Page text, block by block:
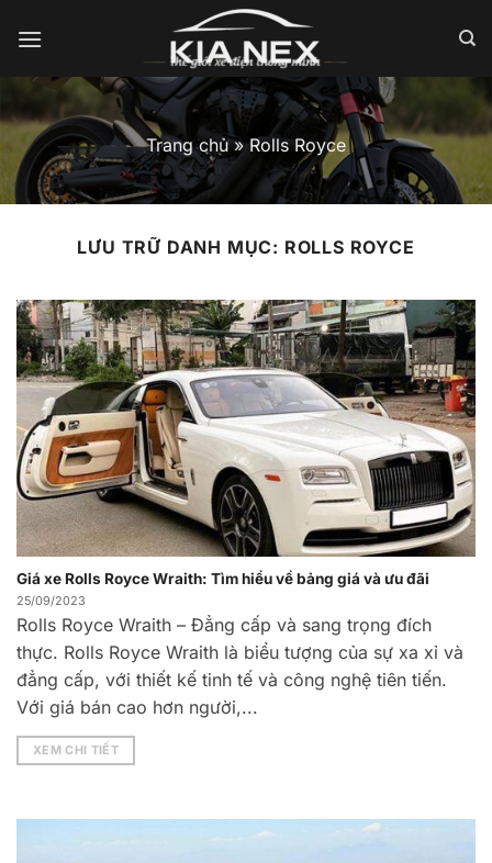
qua
dung
Trang chủ»Rolls Royce
LƯU TRỮ DANH MỤC: ROLLS ROYCE
Giá xe Rolls Royce Wraith: Tìm hiểu về bảng giá và ưu đãi
25/09/2023
Rolls Royce Wraith – Đẳng cấp và sang trọng đích
thực. Rolls Royce Wraith là biểu tượng của sự xa xỉ và
đẳng cấp, với thiết kế tinh tế và công nghệ tiên tiến.
Với giá bán cao hơn người,...
XEM CHI TIẾT